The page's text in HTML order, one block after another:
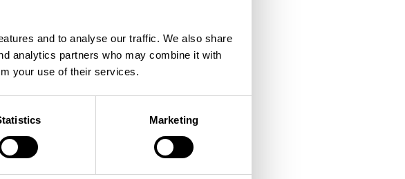
and to analyse our traffic. We also share
analytics partners who may combine it with
your use of their services.
Marketing